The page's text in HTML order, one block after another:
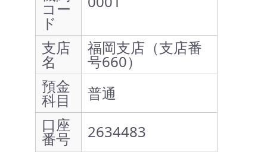
コー
ド
支店
名
福岡支店（支店番
号660）
預金
科目
普通
口座
番号
2634483